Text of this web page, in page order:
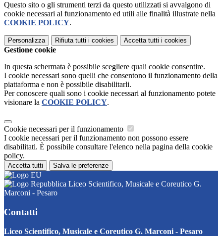
Questo sito o gli strumenti terzi da questo utilizzati si avvalgono di
cookie necessari al funzionamento ed utili alle finalità illustrate nella
COOKIE POLICY.
Personalizza Rifiuta tutti i cookies Accetta tutti i cookies
Gestione cookie
In questa schermata è possibile scegliere quali cookie consentire.
I cookie necessari sono quelli che consentono il funzionamento della
piattaforma e non è possibile disabilitarli.
Per conoscere quali sono i cookie necessari al funzionamento potete
visionare la COOKIE POLICY.
Cookie necessari per il funzionamento
I cookie necessari per il funzionamento non possono essere
disabilitati. È possibile consultare l'elenco nella pagina della cookie
policy.
Accetta tutti Salva le preferenze
Liceo Scientifico, Musicale e Coreutico G.
Marconi - Pesaro
Contatti
Liceo Scientifico, Musicale e Coreutico G. Marconi - Pesaro